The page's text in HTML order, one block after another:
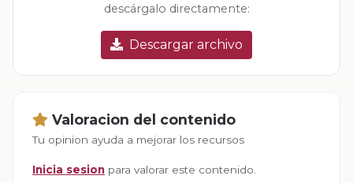
descárgalo directamente:
Descargar archivo
Valoracion del contenido
Tu opinion ayuda a mejorar los recursos
Inicia sesion para valorar este contenido.